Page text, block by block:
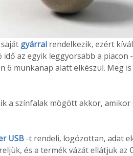
gyárral rendelkezik, ezért
az egyik leggyorsabb a
6 munkanap alatt elkészül. Meg
a színfalak mögött akkor, amikor
USB -t rendeli, logózottan, adat
és a termék vázát ellátjuk az